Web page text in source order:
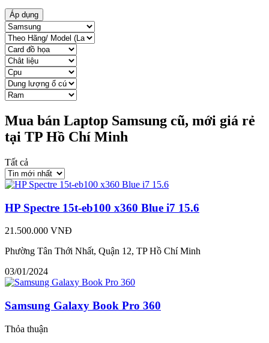
Áp dụng
Mua bán Laptop Samsung cũ, mới giá rẻ
tại TP Hồ Chí Minh
Tất cả
HP Spectre 15t-eb100 x360 Blue i7 15.6
21.500.000 VNĐ
Phường Tân Thới Nhất, Quận 12, TP Hồ Chí Minh
03/01/2024
Samsung Galaxy Book Pro 360
Thỏa thuận